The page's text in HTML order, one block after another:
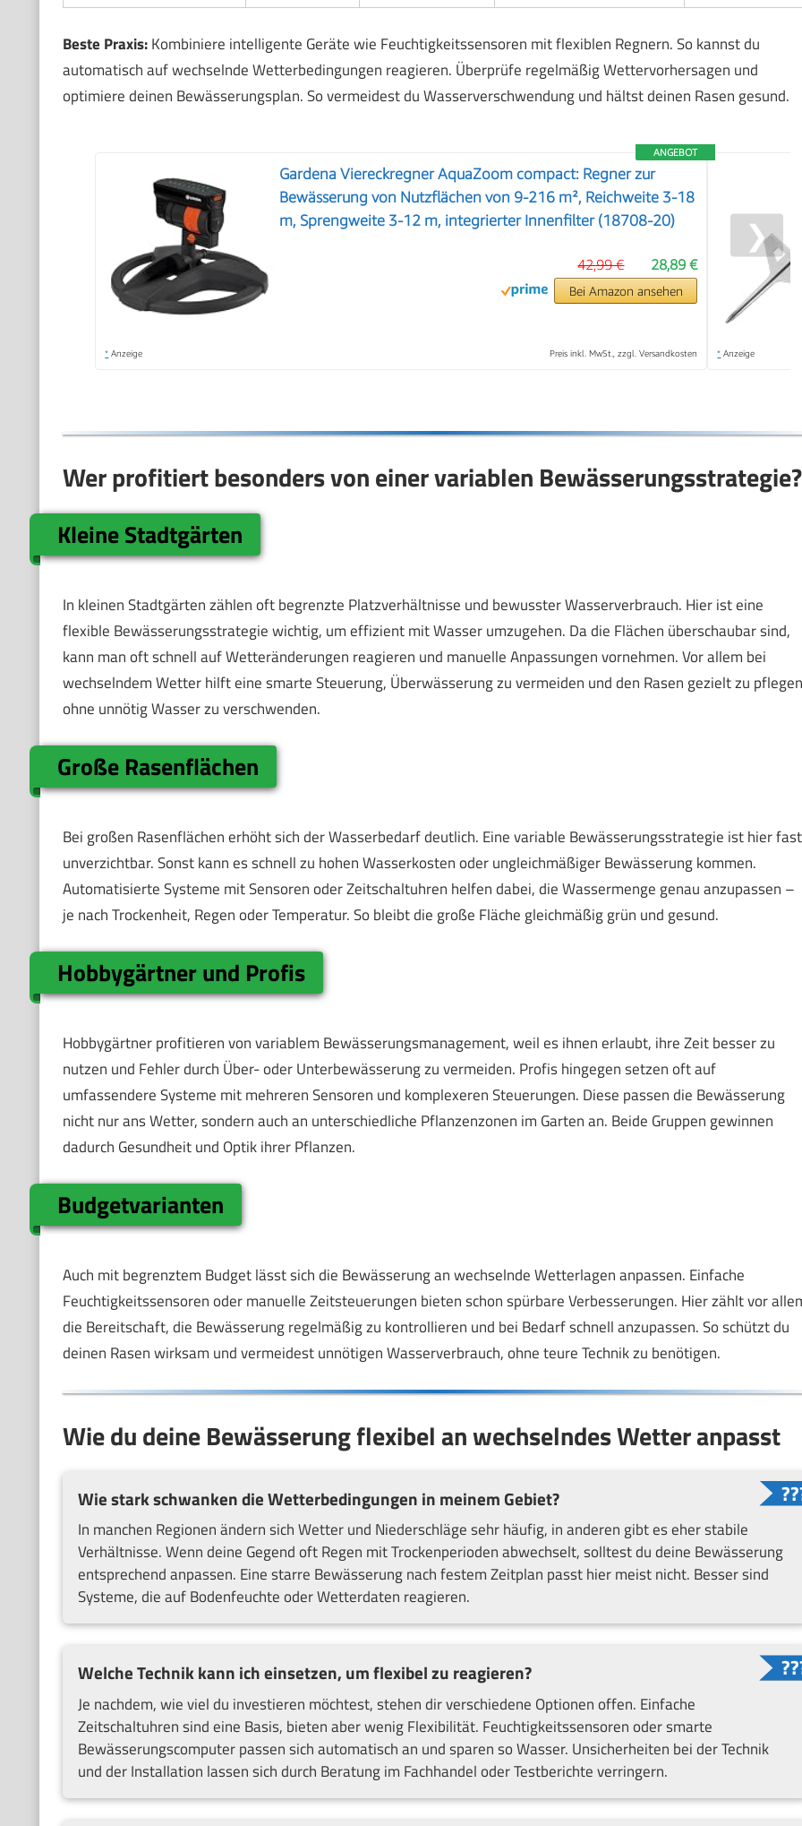
Beste Praxis:Kombiniere intelligente Geräte wie Feuchtigkeitssensoren mit flexiblen Regnern. So kannst du
automatisch auf wechselnde Wetterbedingungen reagieren. Überprüfe regelmäßig Wettervorhersagen und
optimiere deinen Bewässerungsplan. So vermeidest du Wasserverschwendung und hältst deinen Rasen gesund.
ANGEBOT
Gardena Viereckregner AquaZoom compact: Regner zur
Bewässerung von Nutzflächen von 9-216 m², Reichweite 3-18
m, Sprengweite 3-12 m, integrierter Innenfilter (18708-20)
28,89 €
42,99 €
Bei Amazon ansehen
* Anzeige Preis inkl. MwSt., zzgl. Versandkosten * Anzeige
❯
Wer profitiert besonders von einer variablen Bewässerungsstrategie?
Kleine Stadtgärten
In kleinen Stadtgärten zählen oft begrenzte Platzverhältnisse und bewusster Wasserverbrauch. Hier ist eine
flexible Bewässerungsstrategie wichtig, um effizient mit Wasser umzugehen. Da die Flächen überschaubar sind,
kann man oft schnell auf Wetteränderungen reagieren und manuelle Anpassungen vornehmen. Vor allem bei
wechselndem Wetter hilft eine smarte Steuerung, Überwässerung zu vermeiden und den Rasen gezielt zu
ohne unnötig Wasser zu verschwenden.
Große Rasenflächen
Bei großen Rasenflächen erhöht sich der Wasserbedarf deutlich. Eine variable Bewässerungsstrategie ist hier fast
unverzichtbar. Sonst kann es schnell zu hohen Wasserkosten oder ungleichmäßiger Bewässerung kommen.
Automatisierte Systeme mit Sensoren oder Zeitschaltuhren helfen dabei, die Wassermenge genau anzupassen –
je nach Trockenheit, Regen oder Temperatur. So bleibt die große Fläche gleichmäßig grün und gesund.
Hobbygärtner und Profis
Hobbygärtner profitieren von variablem Bewässerungsmanagement, weil es ihnen erlaubt, ihre Zeit besser zu
nutzen und Fehler durch Über- oder Unterbewässerung zu vermeiden. Profis hingegen setzen oft auf
umfassendere Systeme mit mehreren Sensoren und komplexeren Steuerungen. Diese passen die Bewässerung
nicht nur ans Wetter, sondern auch an unterschiedliche Pflanzenzonen im Garten an. Beide Gruppen gewinnen
dadurch Gesundheit und Optik ihrer Pflanzen.
Budgetvarianten
Auch mit begrenztem Budget lässt sich die Bewässerung an wechselnde Wetterlagen anpassen. Einfache
Feuchtigkeitssensoren oder manuelle Zeitsteuerungen bieten schon spürbare Verbesserungen. Hier zählt vor
die Bereitschaft, die Bewässerung regelmäßig zu kontrollieren und bei Bedarf schnell anzupassen. So schützt du
deinen Rasen wirksam und vermeidest unnötigen Wasserverbrauch, ohne teure Technik zu benötigen.
Wie du deine Bewässerung flexibel an wechselndes Wetter anpasst
Wie stark schwanken die Wetterbedingungen in meinem Gebiet?
In manchen Regionen ändern sich Wetter und Niederschläge sehr häufig, in anderen gibt es eher stabile
Verhältnisse. Wenn deine Gegend oft Regen mit Trockenperioden abwechselt, solltest du deine Bewässerung
entsprechend anpassen. Eine starre Bewässerung nach festem Zeitplan passt hier meist nicht. Besser sind
Systeme, die auf Bodenfeuchte oder Wetterdaten reagieren.
Welche Technik kann ich einsetzen, um flexibel zu reagieren?
Je nachdem, wie viel du investieren möchtest, stehen dir verschiedene Optionen offen. Einfache
Zeitschaltuhren sind eine Basis, bieten aber wenig Flexibilität. Feuchtigkeitssensoren oder smarte
Bewässerungscomputer passen sich automatisch an und sparen so Wasser. Unsicherheiten bei der Technik
und der Installation lassen sich durch Beratung im Fachhandel oder Testberichte verringern.